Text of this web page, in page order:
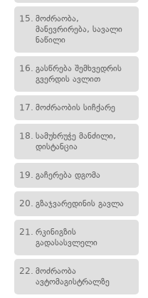
15. მოძრაობა,
მანევრირება, სავალი
ნაწილი
16. გასწრება შემხვედრის
გვერდის ავლით
17. მოძრაობის სიჩქარე
18. სამუხრუჭე მანძილი,
დისტანცია
19. გაჩერება დგომა
20. გზაჯვარედინის გავლა
21. რკინიგზის
გადასასვლელი
22. მოძრაობა
ავტომაგისტრალზე